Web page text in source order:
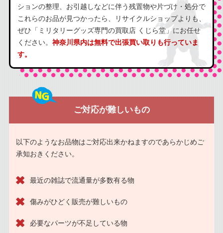
ションの整理、お引越しなどに伴う残置物や片づけ・処分で
これらのお品が見つかったら、リサイクルショップよりも、
ぜひ「ミリタリーグッズ専門の買取店 くじら堂」にお任せ
ください。 神奈川県内は無料で出張買い取りも行っていま
す。
ご対応が難しいもの
以下のようなお品物はご対応出来かねますのであらかじめご
承知おきください。
最近の雑誌で流通量が多数有る物
傷みがひどく販売が難しいもの
必要なパーツが不足している物